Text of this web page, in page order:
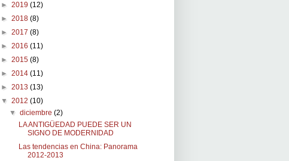
► 2019 (12)
► 2018 (8)
► 2017 (8)
► 2016 (11)
► 2015 (8)
► 2014 (11)
► 2013 (13)
▼ 2012 (10)
▼diciembre(2)
LA ANTIGÜEDAD PUEDE SER UN
SIGNO DE MODERNIDAD
Las tendencias en China: Panorama
2012-2013